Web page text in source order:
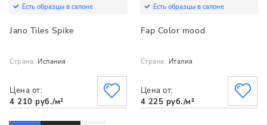
Есть образцы в салоне
Jano Tiles Spike
Страна: Испания
Цена от:
4 210 руб./м²
Есть образцы в салоне
Fap Color mood
Страна: Италия
Цена от:
4 225 руб./м²